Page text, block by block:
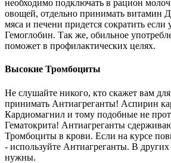
необходимо подключать в рацион
овощей, отдельно принимать витамин
мяса и печени придется сократить если
Гемоглобин. Так же, обильное
поможет в профилактических целях.
Высокие Тромбоциты
Не слушайте никого, кто скажет вам
принимать Антиагреганты! Аспирин
Кардиомагнил и тому подобные не
Гематокрита! Антиагреганты
Тромбоциты в крови. Если на курсе
- используйте Антиагреганты. В
нужны.